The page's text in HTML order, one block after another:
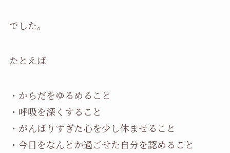
でした。
たとえば
・からだをゆるめること
・呼吸を深くすること
・がんばりすぎた心を少し休ませること
・今日をなんとか過ごせた自分を認めること